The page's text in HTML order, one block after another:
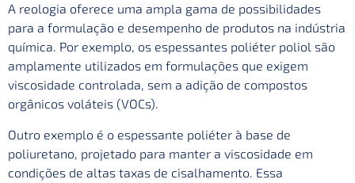
A reologia oferece uma ampla gama de possibilidades
para a formulação e desempenho de produtos na indústria
química. Por exemplo, os espessantes poliéter poliol são
amplamente utilizados em formulações que exigem
viscosidade controlada, sem a adição de compostos
orgânicos voláteis (VOCs).
Outro exemplo é o espessante poliéter à base de
poliuretano , projetado para manter a viscosidade em
condições de altas taxas de cisalhamento. Essa